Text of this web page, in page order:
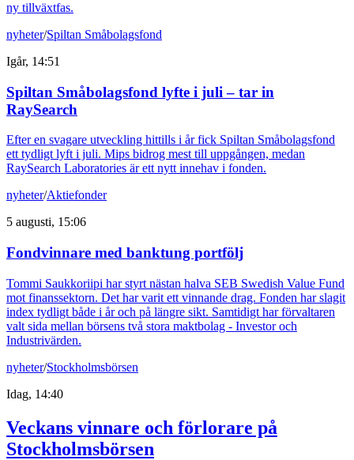
ny tillväxtfas.
nyheter/Spiltan Småbolagsfond
Igår, 14:51
Spiltan Småbolagsfond lyfte i juli – tar in
RaySearch
Efter en svagare utveckling hittills i år fick Spiltan Småbolagsfond
ett tydligt lyft i juli. Mips bidrog mest till uppgången, medan
RaySearch Laboratories är ett nytt innehav i fonden.
nyheter/Aktiefonder
5 augusti, 15:06
Fondvinnare med banktung portfölj
Tommi Saukkoriipi har styrt nästan halva SEB Swedish Value Fund
mot finanssektorn. Det har varit ett vinnande drag. Fonden har slagit
index tydligt både i år och på längre sikt. Samtidigt har förvaltaren
valt sida mellan börsens två stora maktbolag - Investor och
Industrivärden.
nyheter/Stockholmsbörsen
Idag, 14:40
Veckans vinnare och förlorare på
Stockholmsbörsen